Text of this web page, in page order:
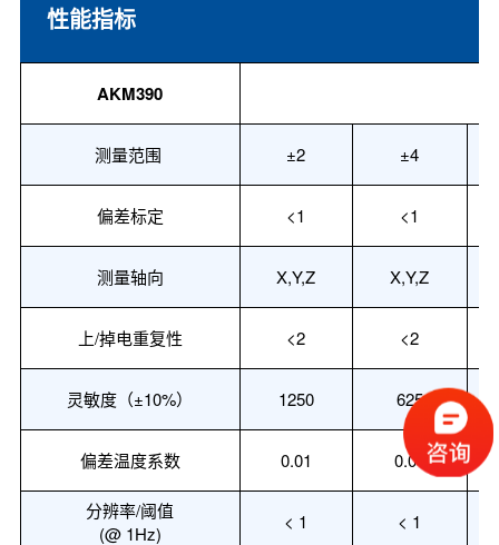
性能指标
AKM390
测量范围 ±2 ±4
偏差标定 <1 <1
测量轴向 X,Y,Z X,Y,Z
上/掉电重复性 <2 <2
灵敏度（±10%） 1250 625
偏差温度系数 0.01 0.01
分辨率/阈值
(@ 1Hz)
< 1 < 1